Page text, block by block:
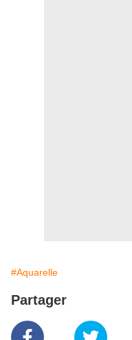
#Aquarelle
Partager